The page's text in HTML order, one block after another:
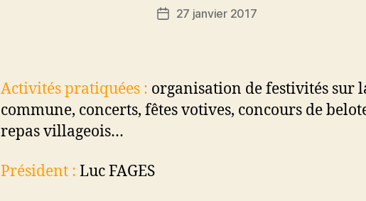
Date27 janvier 2017
Activités pratiquées : organisation de festivités sur
commune, concerts, fêtes votives, concours de
repas villageois…
Président : Luc FAGES